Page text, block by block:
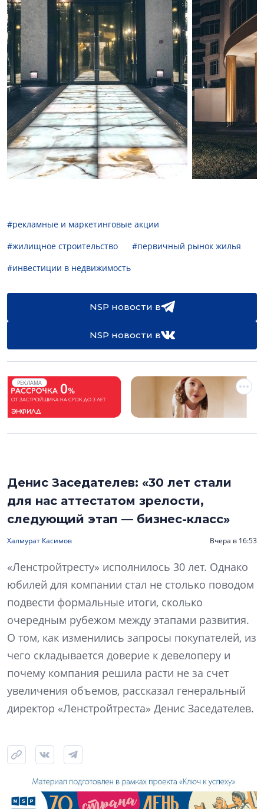
#рекламные и маркетинговые акции
#жилищное строительство
#первичный рынок жилья
#инвестиции в недвижимость
NSP новости в
NSP новости в
РЕКЛАМА
Денис Заседателев: «30 лет стали
для нас аттестатом зрелости,
следующий этап — бизнес-класс»
Халмурат Касимов Вчера в 16:53
«Ленстройтресту» исполнилось 30 лет. Однако
юбилей для компании стал не столько поводом
подвести формальные итоги, сколько
очередным рубежом между этапами развития.
О том, как изменились запросы покупателей, из
чего складывается доверие к девелоперу и
почему компания решила расти не за счет
увеличения объемов, рассказал генеральный
директор «Ленстройтреста» Денис Заседателев.